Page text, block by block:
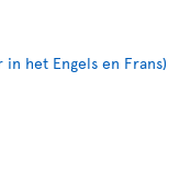
het Engels en Frans)